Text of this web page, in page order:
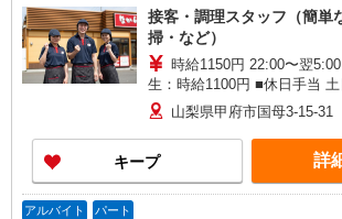
接客・調理スタッフ（簡単
掃・など）
時給1150円 22:00〜翌
生：時給1100円 ■休日手当 土日手当 時給＋50円
■特別手当 早朝手当（5:00-
山梨県甲府市国母3-15-31
キープ 詳
アルバイト パート